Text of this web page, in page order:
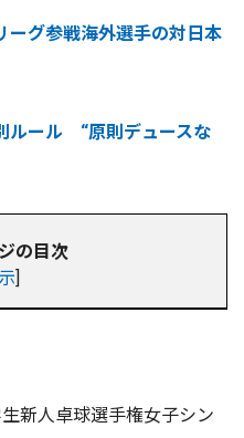
ーグ参戦海外選手の対日本
ルール “原則デュースな
の目次
]
新人卓球選手権女子シン